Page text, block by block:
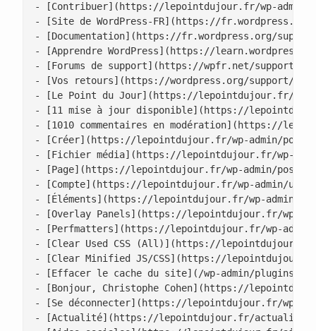
- [Contribuer](https://lepointdujour.fr/wp-admin/
- [Site de WordPress-FR](https://
- [Documentation](https://fr.wordpress.org/
- [Apprendre WordPress](https://
- [Forums de support](https://wpfr.net/support)
- [Vos retours](https://wordpress.org/support/
- [Le Point du Jour](https://lepointdujour.fr/)
- [11 mise à jour disponible](https://
- [1010 commentaires en modération](https://
- [Créer](https://lepointdujour.fr/wp-admin/post-
- [Fichier média](https://lepointdujour.fr/wp-
- [Page](https://lepointdujour.fr/wp-admin/post-
- [Compte](https://lepointdujour.fr/wp-admin/user-
- [Éléments](https://lepointdujour.fr/wp-admin/
- [Overlay Panels](https://lepointdujour.fr/wp-
- [Perfmatters](https://lepointdujour.fr/wp-admin/
- [Clear Used CSS (All)](https://lepointdujour.fr/wp-
- [Clear Minified JS/CSS](https://lepointdujour.fr/wp-
- [Effacer le cache du site](/wp-admin/
- [Bonjour, Christophe Cohen](https://
- [Se déconnecter](https://lepointdujour.fr/wp-
- [Actualité](https://lepointdujour.fr/actualite/)